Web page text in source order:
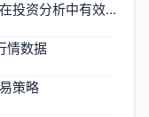
固定资产周转率怎么计算？如何在投资分析中有效运用？
情数据
策略